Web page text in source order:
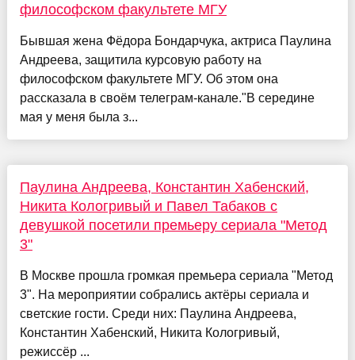
философском факультете МГУ
Бывшая жена Фёдора Бондарчука, актриса Паулина
Андреева, защитила курсовую работу на
философском факультете МГУ. Об этом она
рассказала в своём телеграм-канале."В середине
мая у меня была з...
Паулина Андреева, Константин Хабенский,
Никита Кологривый и Павел Табаков с
девушкой посетили премьеру сериала "Метод
3"
В Москве прошла громкая премьера сериала "Метод
3". На мероприятии собрались актёры сериала и
светские гости. Среди них: Паулина Андреева,
Константин Хабенский, Никита Кологривый,
режиссёр ...